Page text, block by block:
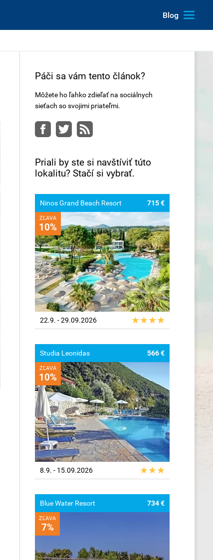
Blog
Páči sa vám tento článok?
Môžete ho ľahko zdieľať na sociálnych
sieťach so svojimi priateľmi.
Facebook
Twitter
RSS
Priali by ste si navštíviť túto
lokalitu? Stačí si vybrať.
Ninos Grand Beach Resort 715 €
ZĽAVA
10%
22.9. - 29.09.2026
Studia Leonidas 566 €
ZĽAVA
10%
8.9. - 15.09.2026
Blue Water Resort 734 €
ZĽAVA
7%